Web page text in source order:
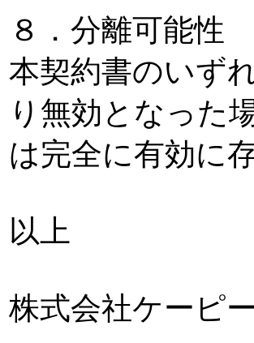
８．分離可能性
本契約書のいず
り無効となった
は完全に有効に
以上
株式会社ケーピ